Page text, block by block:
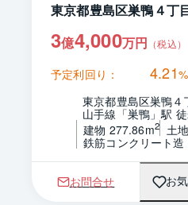
東京都豊島区巣鴨４丁
3億4,000万円 （税込）
予定利回り： 4.21%
東京都豊島区巣鴨４
山手線「巣鴨」駅
建物 277.86m2 土
鉄筋コンクリート
お問合せ お